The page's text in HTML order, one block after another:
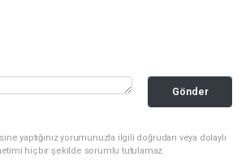
Gönder
yaptığınız yorumunuzla ilgili doğrudan veya dolaylı
hiçbir şekilde sorumlu tutulamaz.